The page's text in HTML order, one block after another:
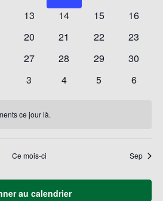
évènementsévènements
0
13
0
14
0
15
0
16
0
20
0
21
0
22
0
23
0
27
0
28
0
29
0
30
0
3
0
4
0
5
0
6
ce jour là.
Ce mois-ci Sep
au calendrier